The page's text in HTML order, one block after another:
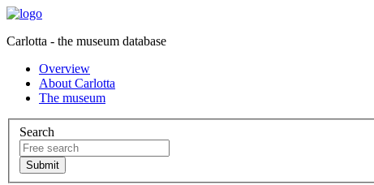
Carlotta - the museum database
Overview
About Carlotta
The museum
Search